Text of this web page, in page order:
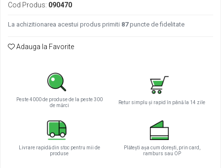
Cod Produs: 090470
La achizitionarea acestui produs primiti 87puncte de fidelitate
Adauga la Favorite
Peste 4000 de produse de la peste 300
de mărci
Retur simplu și rapid în până la 14 zile
Livrare rapidă din stoc pentru mii de
produse
Plătești așa cum dorești, prin card,
ramburs sau OP